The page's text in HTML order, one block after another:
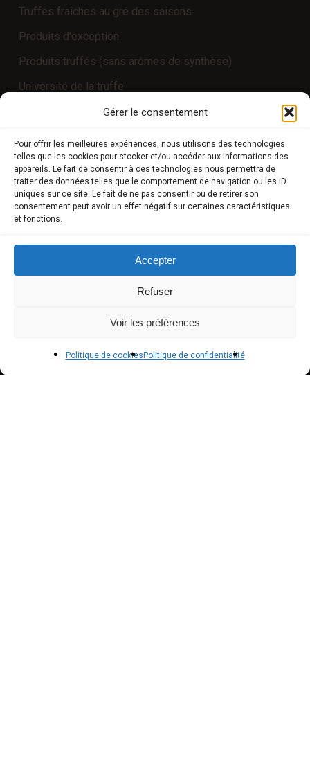
Gérer le consentement
Pour offrir les meilleures expériences, nous utilisons des technologies
telles que les cookies pour stocker et/ou accéder aux informations des
appareils. Le fait de consentir à ces technologies nous permettra de
traiter des données telles que le comportement de navigation ou les ID
uniques sur ce site. Le fait de ne pas consentir ou de retirer son
consentement peut avoir un effet négatif sur certaines caractéristiques
et fonctions.
Accepter
Refuser
Voir les préférences
Politique de cookies Politique de confidentialité
Truffes fraîches au gré des saisons
Produits d’exception
Produits truffés (sans arômes de synthèse)
Université de la truffe
COMPTE CLIENT
Boutique
Mon compte
Modes de paiement
Conditions générales de vente